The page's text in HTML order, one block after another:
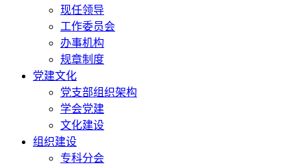
现任领导
工作委员会
办事机构
规章制度
党建文化
党支部组织架构
学会党建
文化建设
组织建设
专科分会